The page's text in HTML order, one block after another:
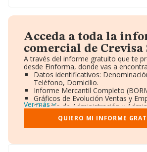
Acceda a toda la
comercial de Crevisa
A través del informe gratuito que te
desde Einforma, donde vas a
Datos identificativos:
Teléfono, Domicilio.
Informe Mercantil Completo
Gráficos de Evolución Ventas y
Consejo de Administración y
Directivos y Ejecutivos.
Accionistas.
Participaciones y Vinculaciones en
Información oficial y registral
Ver más
QUIERO MI INFORME